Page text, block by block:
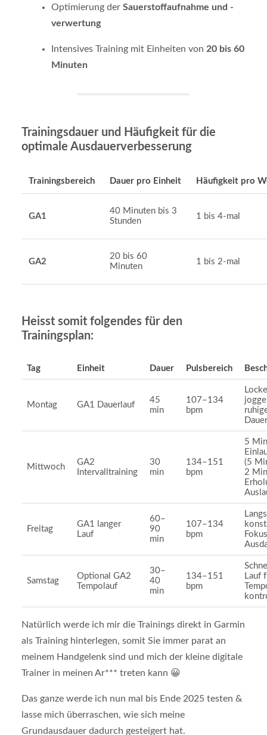
Optimierung der Sauerstoffaufnahme und -
verwertung
Intensives Training mit Einheiten von 20 bis 60
Minuten
Trainingsdauer und Häufigkeit für die
optimale Ausdauerverbesserung
Trainingsbereich Dauer pro Einheit Häufigkeit pro
GA1
40 Minuten bis 3
Stunden
1 bis 4-mal
GA2
20 bis 60
Minuten
1 bis 2-mal
Heisst somit folgendes für den
Trainingsplan:
Tag Einheit Dauer Pulsbereich
Montag GA1 Dauerlauf
45
min
107–134
bpm
Mittwoch
GA2
Intervalltraining
30
min
134–151
bpm
5
(5
2
Freitag
GA1 langer
Lauf
60–
90
min
107–134
bpm
Samstag
Optional GA2
Tempolauf
30–
40
min
134–151
bpm
Lauf
Natürlich werde ich mir die Trainings direkt in Garmin
als Training hinterlegen, somit Sie immer parat an
meinem Handgelenk sind und mich der kleine digitale
Trainer in meinen Ar*** treten kann 😀
Das ganze werde ich nun mal bis Ende 2025 testen &
lasse mich überraschen, wie sich meine
Grundausdauer dadurch gesteigert hat.